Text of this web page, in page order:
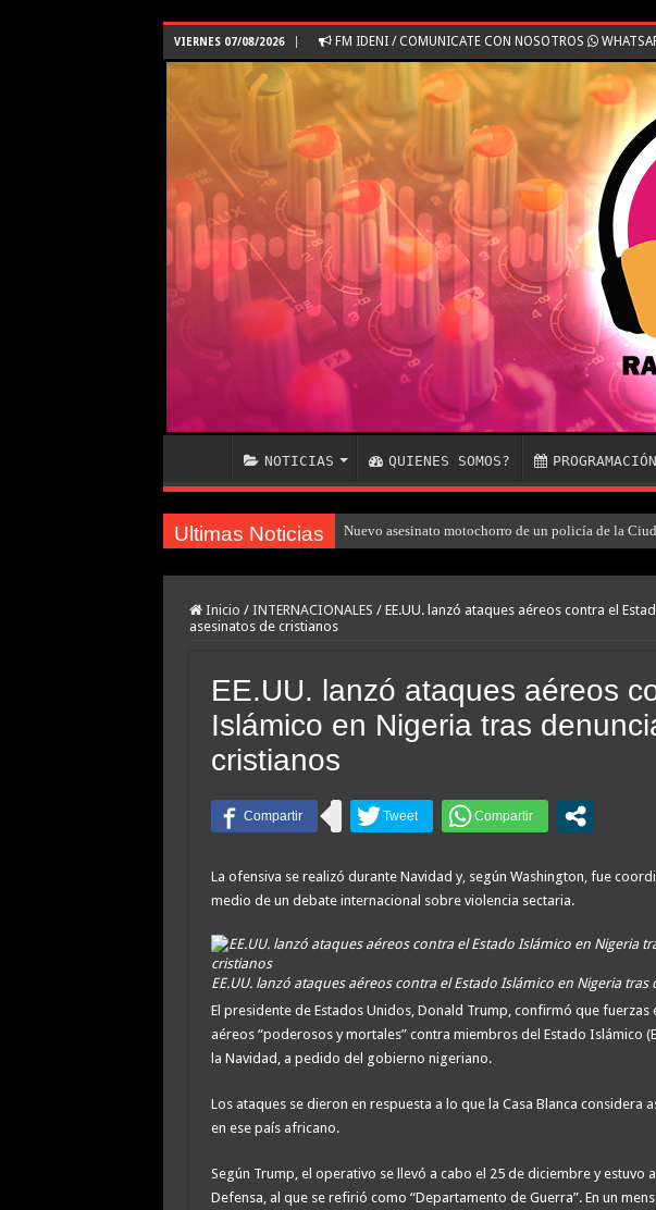
VIERNES 07/08/2026 FM IDENI / COMUNICATE CON NOSOTROS
NOTICIAS QUIENES SOMOS? PROGRAMACIÓN
Ultimas Noticias Nuevo asesinato motochorro de un policía de la
Inicio / INTERNACIONALES / EE.UU. lanzó ataques aéreos contra el
asesinatos de cristianos
EE.UU. lanzó ataques aéreos
Islámico en Nigeria tras
cristianos
La ofensiva se realizó durante Navidad y, según Washington, fue
medio de un debate internacional sobre violencia sectaria.
EE.UU. lanzó ataques aéreos contra el Estado Islámico en Nigeria
El presidente de Estados Unidos, Donald Trump, confirmó que
aéreos “poderosos y mortales” contra miembros del Estado Islámico
la Navidad, a pedido del gobierno nigeriano.
Los ataques se dieron en respuesta a lo que la Casa Blanca considera
en ese país africano.
Según Trump, el operativo se llevó a cabo el 25 de diciembre y estuvo
Defensa, al que se refirió como “Departamento de Guerra”. En un